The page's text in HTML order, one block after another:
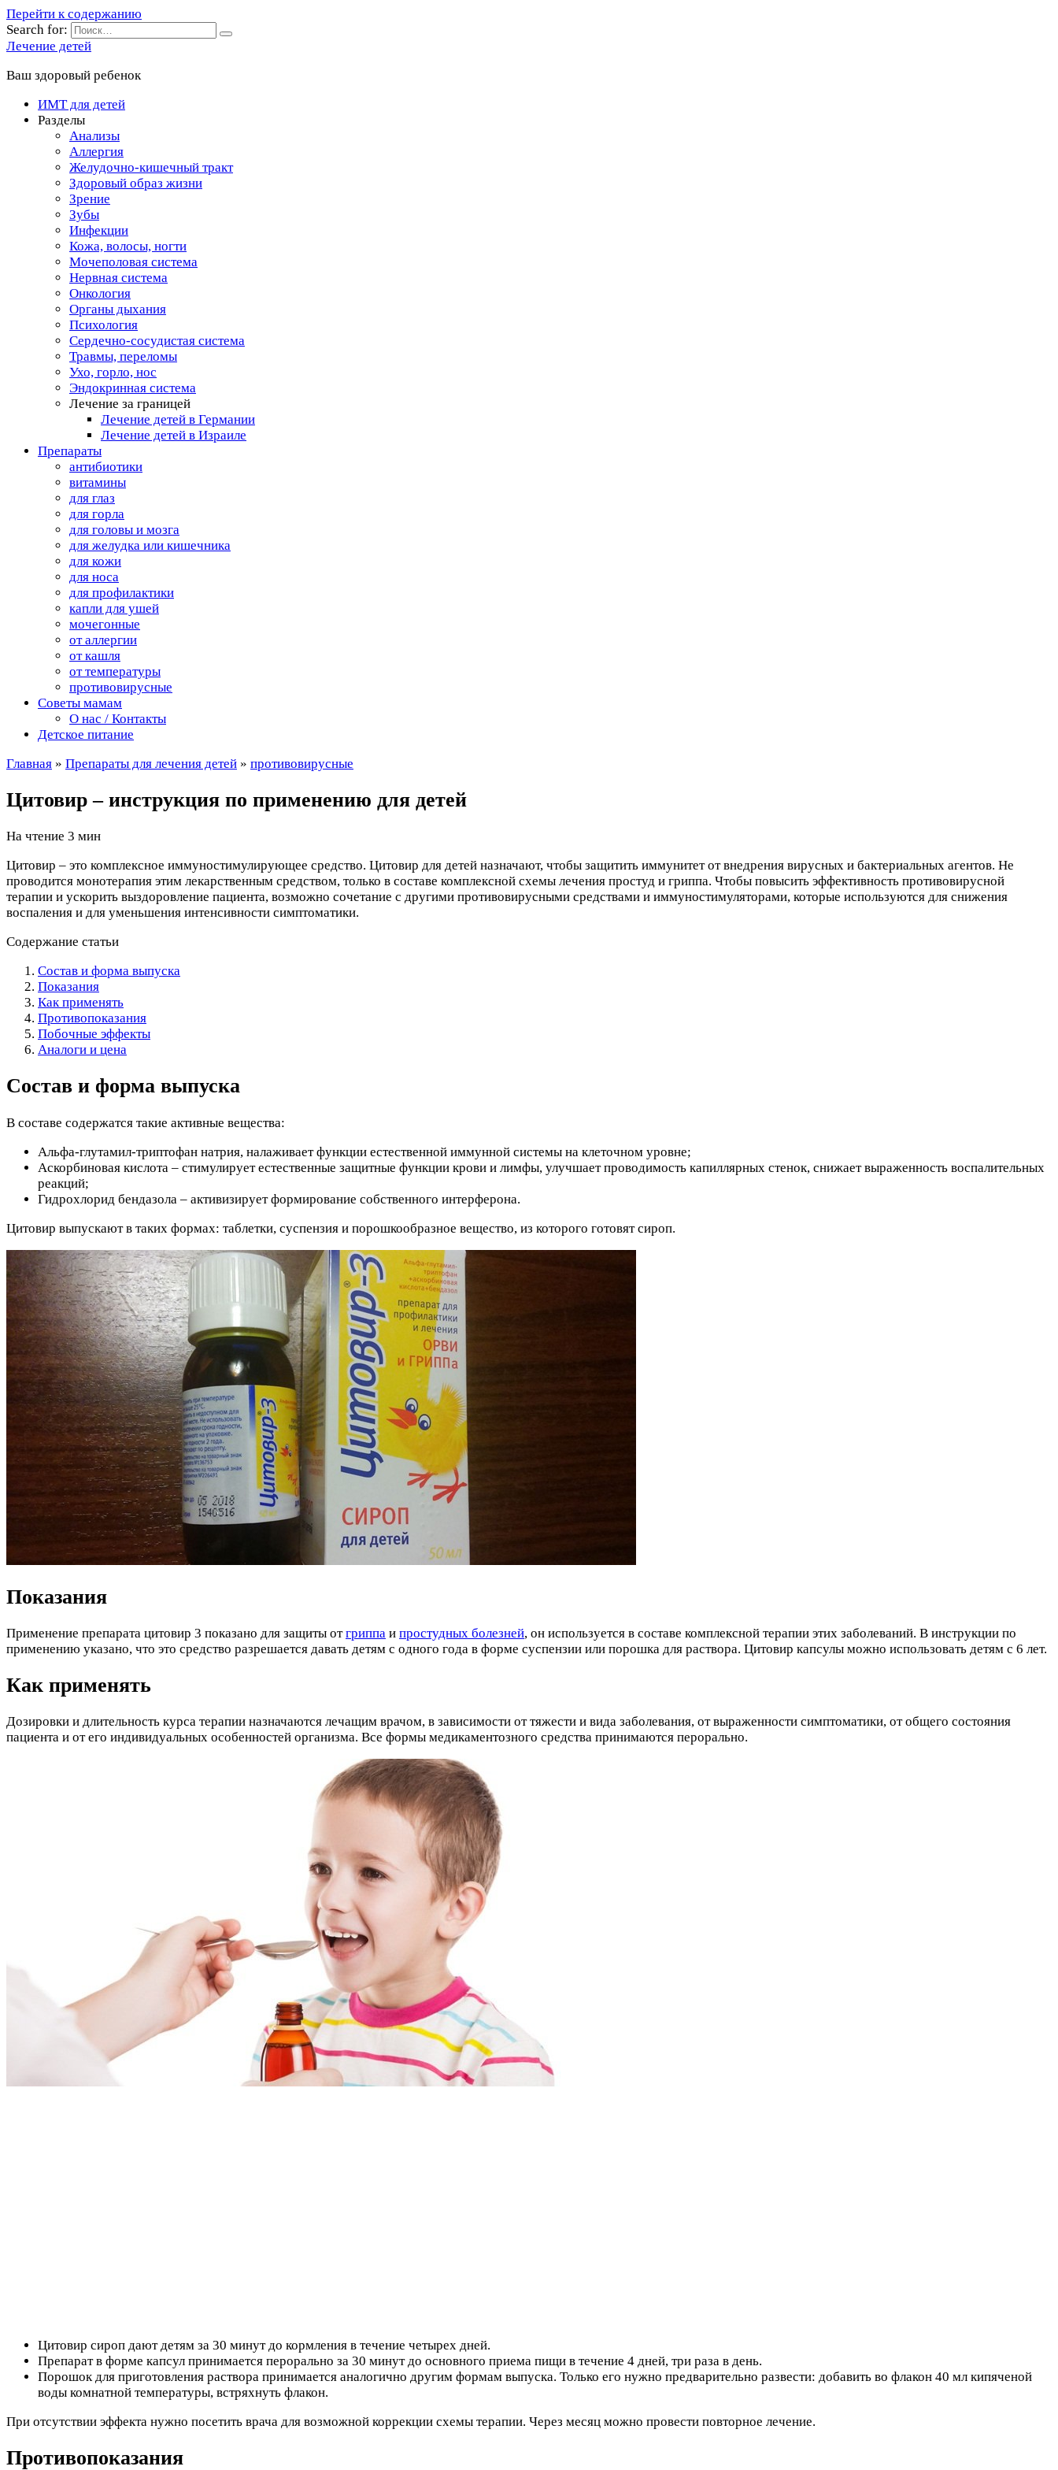
Перейти к содержанию
Search for:
Лечение детей
Ваш здоровый ребенок
ИМТ для детей
Разделы
Анализы
Аллергия
Желудочно-кишечный тракт
Здоровый образ жизни
Зрение
Зубы
Инфекции
Кожа, волосы, ногти
Мочеполовая система
Нервная система
Онкология
Органы дыхания
Психология
Сердечно-сосудистая система
Травмы, переломы
Ухо, горло, нос
Эндокринная система
Лечение за границей
Лечение детей в Германии
Лечение детей в Израиле
Препараты
антибиотики
витамины
для глаз
для горла
для головы и мозга
для желудка или кишечника
для кожи
для носа
для профилактики
капли для ушей
мочегонные
от аллергии
от кашля
от температуры
противовирусные
Советы мамам
О нас / Контакты
Детское питание
Главная » Препараты для лечения детей » противовирусные
Цитовир – инструкция по применению для детей
На чтение 3 мин
Цитовир – это комплексное иммуностимулирующее средство. Цитовир для детей назначают, чтобы защитить иммунитет от внедрения вирусных и бактериальных агентов. Не
проводится монотерапия этим лекарственным средством, только в составе комплексной схемы лечения простуд и гриппа. Чтобы повысить эффективность противовирусной
терапии и ускорить выздоровление пациента, возможно сочетание с другими противовирусными средствами и иммуностимуляторами, которые используются для снижения
воспаления и для уменьшения интенсивности симптоматики.
Содержание статьи
Состав и форма выпуска
Показания
Как применять
Противопоказания
Побочные эффекты
Аналоги и цена
Состав и форма выпуска
В составе содержатся такие активные вещества:
Альфа-глутамил-триптофан натрия, налаживает функции естественной иммунной системы на клеточном уровне;
Аскорбиновая кислота – стимулирует естественные защитные функции крови и лимфы, улучшает проводимость капиллярных стенок, снижает выраженность воспалительных
реакций;
Гидрохлорид бендазола – активизирует формирование собственного интерферона.
Цитовир выпускают в таких формах: таблетки, суспензия и порошкообразное вещество, из которого готовят сироп.
Показания
Применение препарата цитовир 3 показано для защиты отгриппа и простудных болезней, он используется в составе комплексной терапии этих заболеваний. В инструкции по
применению указано, что это средство разрешается давать детям с одного года в форме суспензии или порошка для раствора. Цитовир капсулы можно использовать детям с 6 лет.
Как применять
Дозировки и длительность курса терапии назначаются лечащим врачом, в зависимости от тяжести и вида заболевания, от выраженности симптоматики, от общего состояния
пациента и от его индивидуальных особенностей организма. Все формы медикаментозного средства принимаются перорально.
Цитовир сироп дают детям за 30 минут до кормления в течение четырех дней.
Препарат в форме капсул принимается перорально за 30 минут до основного приема пищи в течение 4 дней, три раза в день.
Порошок для приготовления раствора принимается аналогично другим формам выпуска. Только его нужно предварительно развести: добавить во флакон 40 мл кипяченой
воды комнатной температуры, встряхнуть флакон.
При отсутствии эффекта нужно посетить врача для возможной коррекции схемы терапии. Через месяц можно провести повторное лечение.
Противопоказания